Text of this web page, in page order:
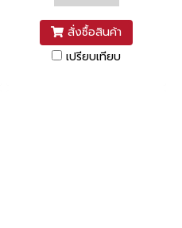
สั่งซื้อสินค้า
เปรียบเทียบ